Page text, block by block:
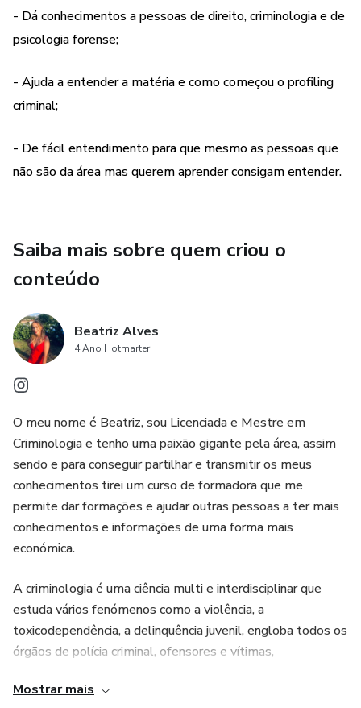
Para todas as pessoas que gostam da área da
investigação, para os curiosos e para os que querem alargar
os seus conhecimentos.
- Dá conhecimentos a pessoas de direito, criminologia e de
psicologia forense;
- Ajuda a entender a matéria e como começou o profiling
criminal;
- De fácil entendimento para que mesmo as pessoas que
não são da área mas querem aprender consigam entender.
Saiba mais sobre quem criou o
conteúdo
Beatriz Alves
4 Ano Hotmarter
O meu nome é Beatriz, sou Licenciada e Mestre em
Criminologia e tenho uma paixão gigante pela área, assim
sendo e para conseguir partilhar e transmitir os meus
conhecimentos tirei um curso de formadora que me
permite dar formações e ajudar outras pessoas a ter mais
conhecimentos e informações de uma forma mais
económica.
A criminologia é uma ciência multi e interdisciplinar que
estuda vários fenómenos como a violência, a
toxicodependência, a delinquência juvenil, engloba todos os
órgãos de polícia criminal, ofensores e vítimas,
outras coisas. Portanto, estou aqui para partilhar com
Mostrar mais